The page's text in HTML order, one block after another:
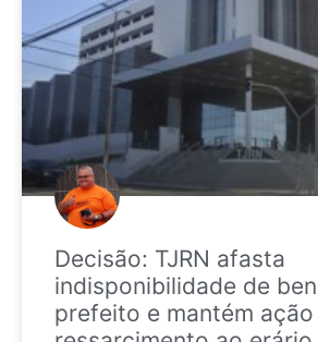
Decisão: TJRN afasta
indisponibilidade de
prefeito e mantém ação